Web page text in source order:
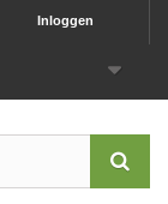
Inloggen